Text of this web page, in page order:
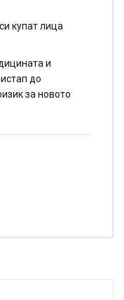
купат лица
и
до
за новото